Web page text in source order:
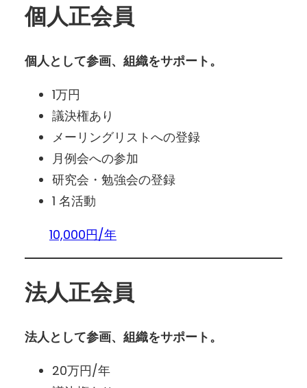
個人正会員
個人として参画、組織をサポート。
1万円
議決権あり
メーリングリストへの登録
月例会への参加
研究会・勉強会の登録
1 名活動
10,000円/年
法人正会員
法人として参画、組織をサポート。
20万円/年